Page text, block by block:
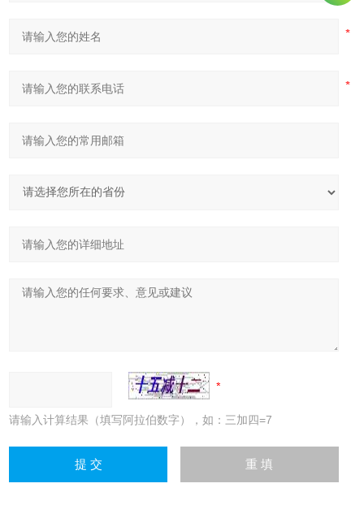
请输入计算结果（填写阿拉伯数字），如：三加四=7